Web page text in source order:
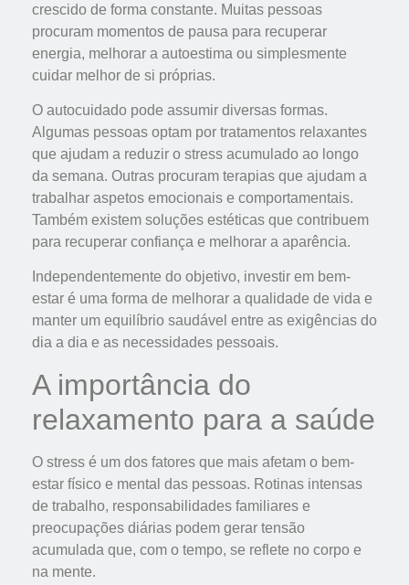
crescido de forma constante. Muitas pessoas
procuram momentos de pausa para recuperar
energia, melhorar a autoestima ou simplesmente
cuidar melhor de si próprias.
O autocuidado pode assumir diversas formas.
Algumas pessoas optam por tratamentos relaxantes
que ajudam a reduzir o stress acumulado ao longo
da semana. Outras procuram terapias que ajudam a
trabalhar aspetos emocionais e comportamentais.
Também existem soluções estéticas que contribuem
para recuperar confiança e melhorar a aparência.
Independentemente do objetivo, investir em bem-
estar é uma forma de melhorar a qualidade de vida e
manter um equilíbrio saudável entre as exigências do
dia a dia e as necessidades pessoais.
A importância do
relaxamento para a saúde
O stress é um dos fatores que mais afetam o bem-
estar físico e mental das pessoas. Rotinas intensas
de trabalho, responsabilidades familiares e
preocupações diárias podem gerar tensão
acumulada que, com o tempo, se reflete no corpo e
na mente.